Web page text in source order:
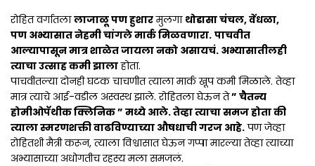
रोहित वर्गातलालाजाळू पण हुशारमुलगा थोडासा चंचल, वेंधळा,
पण अभ्यासात नेहमी चांगले मार्क मिळवणारा. पाचवीत
आल्यापासून मात्र शाळेत जायला नको असायचं. अभ्यासातीलही
त्याचा उत्साह कमी झालाहोता.
पाचवीतल्या दोनही घटक चाचणीत त्याला मार्क खूप कमी मिळाले. तेव्हा
मात्र त्याचे आई-वडील अस्वस्थ झाले. रोहितला घेऊन ते” चैतन्य
होमीओपॅथीक क्लिनिक ” मध्ये आले. तेव्हा त्याचा समज होता की
त्याला स्मरणशक्ती वाढविण्याच्या औषधाची गरज आहे.पण जेव्हा
रोहितशी मैत्री करून, त्याला विश्वासात घेऊन गप्पा मारल्या तेव्हा त्याच्या
अभ्यासाच्या अधोगतीच रहस्य मला समजलं.